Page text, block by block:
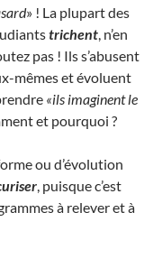
» ! La plupart des
trichent , n’en
pas ! Ils s’abusent
mêmes et évoluent
«ils imaginent le
et pourquoi ?
ou d’évolution
, puisque c’est
à relever et à